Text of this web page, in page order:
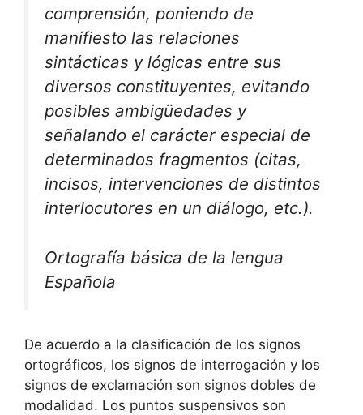
comprensión, poniendo de
manifiesto las relaciones
sintácticas y lógicas entre sus
diversos constituyentes, evitando
posibles ambigüedades y
señalando el carácter especial de
determinados fragmentos (citas,
incisos, intervenciones de distintos
interlocutores en un diálogo, etc.).
Ortografía básica de la lengua
Española
De acuerdo a la clasificación de los signos
ortográficos, los signos de interrogación y los
signos de exclamación son signos dobles de
modalidad. Los puntos suspensivos son